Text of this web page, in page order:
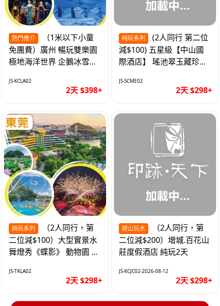
熱門推介
免團費）廣州 暢玩雙樂園
極地海洋世界 企鵝冰雪世
JS-KCLA02
2天 $398+
純玩系列
減$100) 五星級【中山國
際酒店】 瑤池翠玉藏珍盅
JS-SCME02
2天 $298+
純玩系列
二位減$100）大型實景水
舞燈秀《蝶影》 動物園 水
純玩2天
JS-TKLA02
2天 $298+
遊山玩水
二位減$200）增城.百花山
莊度假酒店 純玩2天
JS-KCJC02-2026-08-12
2天 $298+